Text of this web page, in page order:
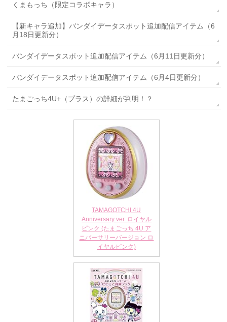
くまもっち（限定コラボキャラ）
【新キャラ追加】バンダイデータスポット追加配信アイテム（6
月18日更新分）
バンダイデータスポット追加配信アイテム（6月11日更新分）
バンダイデータスポット追加配信アイテム（6月4日更新分）
たまごっち4U+（プラス）の詳細が判明！？
TAMAGOTCHI 4U
Anniversary ver. ロイヤル
ピンク (たまごっち 4U ア
ニバーサリーバージョン ロ
イヤルピンク)